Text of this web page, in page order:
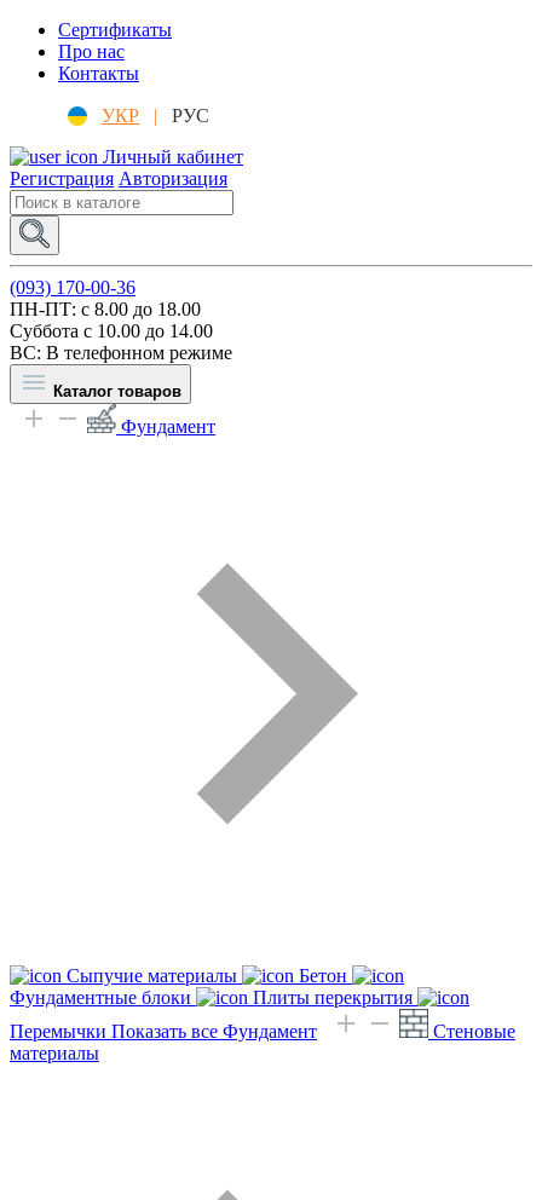
Сертификаты
Про нас
Контакты
УКР |
РУС
Личный кабинет
Регистрация Авторизация
(093) 170-00-36
ПН-ПТ: c 8.00 до 18.00
Суббота с 10.00 до 14.00
ВС: В телефонном режиме
Каталог товаров
Фундамент
Сыпучие материалы
Бетон
Фундаментные блоки
Плиты перекрытия
Перемычки Показать все Фундамент
Стеновые
материалы